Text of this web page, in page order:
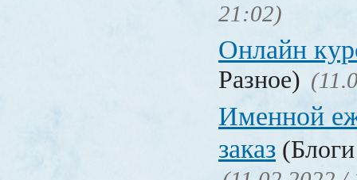
21:02)
Онлайн
Разное)
Именной
заказ